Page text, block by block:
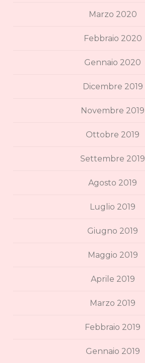
Marzo 2020
Febbraio 2020
Gennaio 2020
Dicembre 2019
Novembre 2019
Ottobre 2019
Settembre 2019
Agosto 2019
Luglio 2019
Giugno 2019
Maggio 2019
Aprile 2019
Marzo 2019
Febbraio 2019
Gennaio 2019